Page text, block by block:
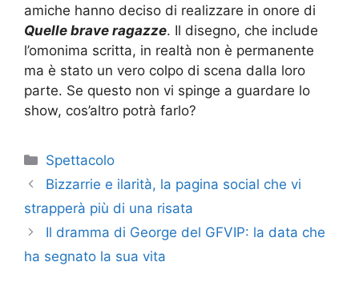
amiche hanno deciso di realizzare in onore di
Quelle brave ragazze. Il disegno, che include
l’omonima scritta, in realtà non è permanente
ma è stato un vero colpo di scena dalla loro
parte. Se questo non vi spinge a guardare lo
show, cos’altro potrà farlo?
Categorie
Spettacolo
Bizzarrie e ilarità, la pagina social che vi
strapperà più di una risata
Il dramma di George del GFVIP: la data che
ha segnato la sua vita